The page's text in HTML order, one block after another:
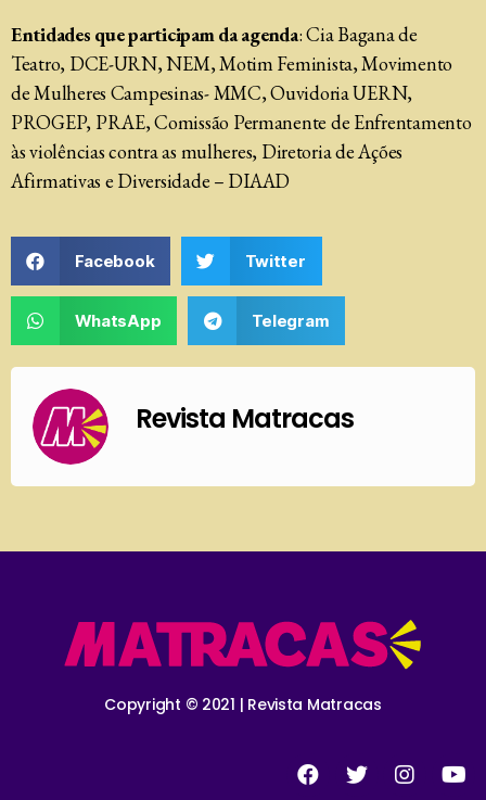
Entidades que participam da agenda: Cia Bagana de
Teatro, DCE-URN, NEM, Motim Feminista, Movimento
de Mulheres Campesinas- MMC, Ouvidoria UERN,
PROGEP, PRAE, Comissão Permanente de Enfrentamento
às violências contra as mulheres, Diretoria de Ações
Afirmativas e Diversidade – DIAAD
Facebook Twitter
WhatsApp Telegram
Revista Matracas
Copyright © 2021 | Revista Matracas